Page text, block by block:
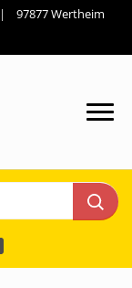
97877 Wertheim